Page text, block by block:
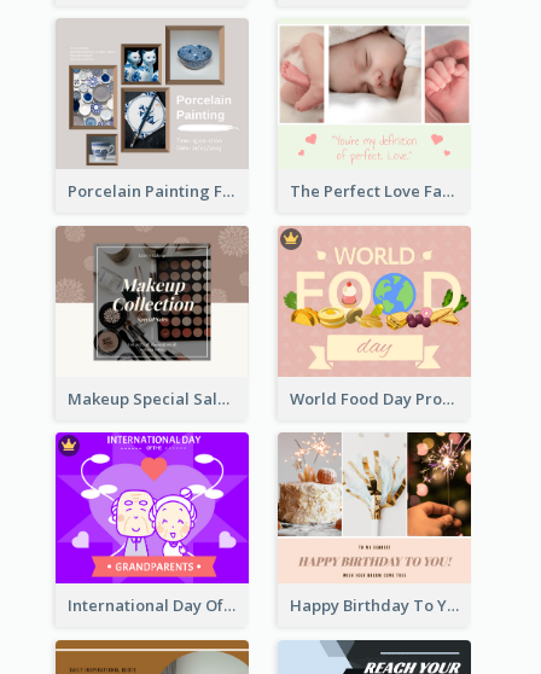
Porcelain Painting Facebook Post The Perfect Love Facebook Post
Makeup Special Sale Facebook Post World Food Day Promote Facebook Post
International Day Of Grandparents Facebook Post Happy Birthday To You Wishes Facebook Post